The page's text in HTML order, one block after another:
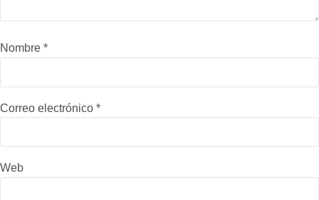
Nombre *
Correo electrónico *
Web